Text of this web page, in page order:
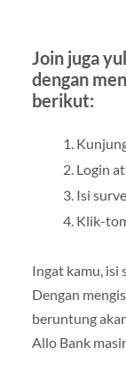
Join juga
dengan
berikut:
Login
Isi
Klik-
Ingat kamu, isi
Dengan
beruntung
Allo Bank